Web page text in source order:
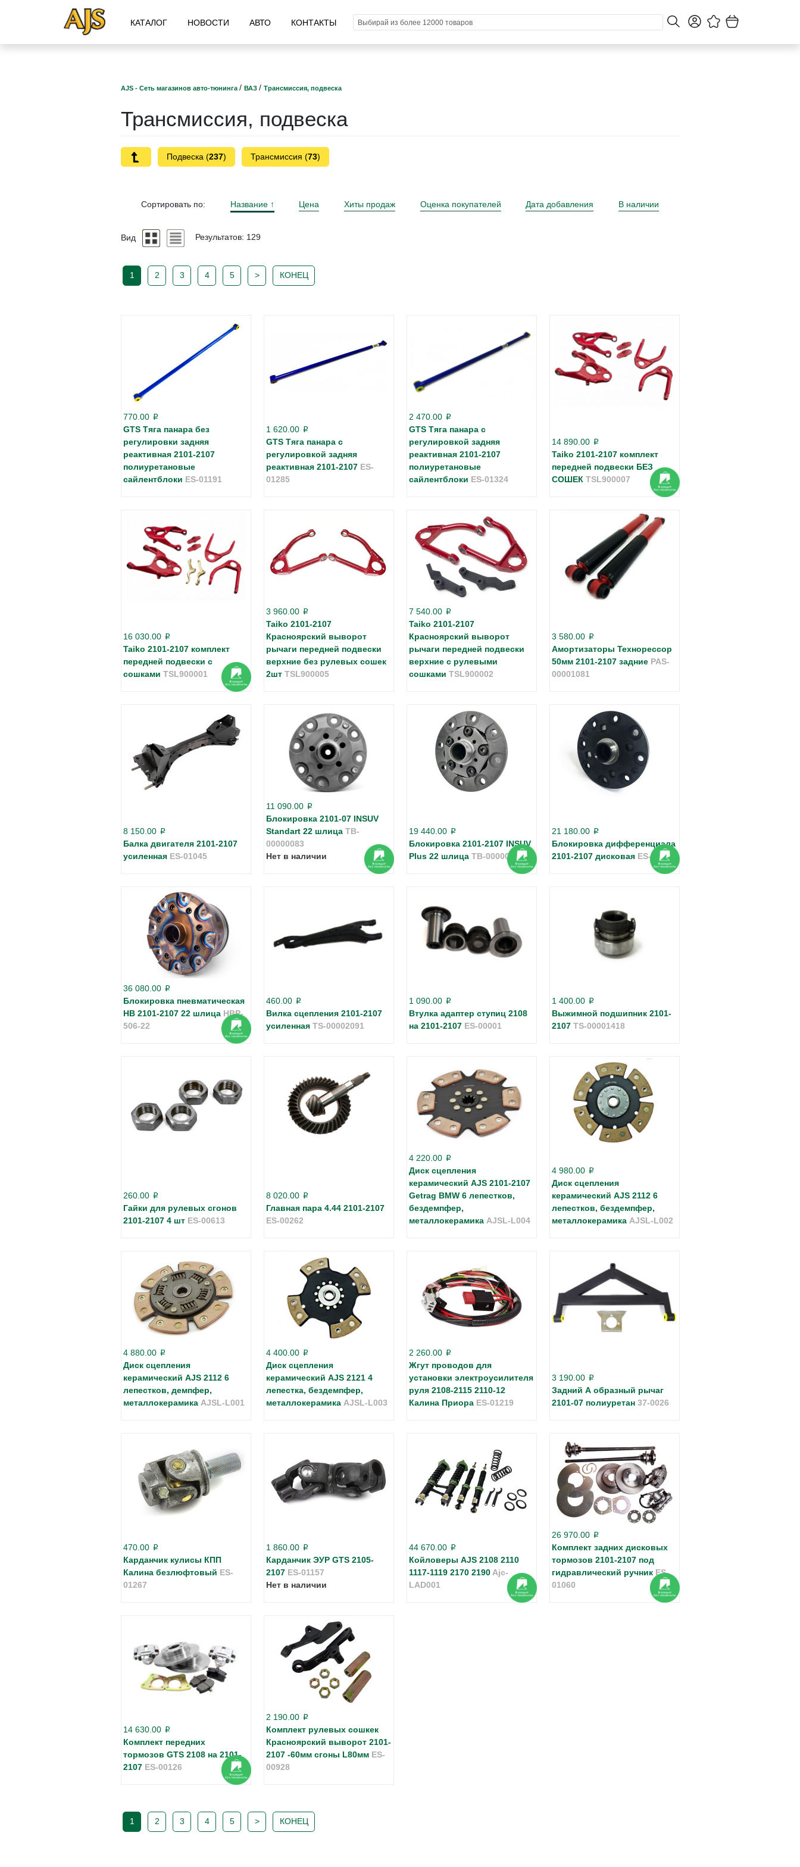
КАТАЛОГ НОВОСТИ АВТО КОНТАКТЫ
AJS - Сеть магазинов авто-тюнинга / ВАЗ / Трансмиссия, подвеска
Трансмиссия, подвеска
Подвеска (237) Трансмиссия (73)
Сортировать по: Название Цена Хиты продаж Оценка покупателей Дата добавления В наличии
Вид Результатов: 129
1 2 3 4 5 > КОНЕЦ
770.00 p
GTS Тяга панара без
регулировки задняя
реактивная 2101-2107
полиуретановые
сайлентблоки ES-01191
1 620.00 p
GTS Тяга панара с
регулировкой задняя
реактивная 2101-2107 ES-
01285
2 470.00 p
GTS Тяга панара с
регулировкой задняя
реактивная 2101-2107
полиуретановые
сайлентблоки ES-01324
14 890.00 p
Taiko 2101-2107 комплект
передней подвески БЕЗ
СОШЕК TSL900007
16 030.00 p
Taiko 2101-2107 комплект
передней подвески с
сошками TSL900001
3 960.00 p
Taiko 2101-2107
Красноярский выворот
рычаги передней подвески
верхние без рулевых сошек
2шт TSL900005
7 540.00 p
Taiko 2101-2107
Красноярский выворот
рычаги передней подвески
верхние с рулевыми
сошками TSL900002
3 580.00 p
Амортизаторы Технорессор
50мм 2101-2107 задние PAS-
00001081
8 150.00 p
Балка двигателя 2101-2107
усиленная ES-01045
11 090.00 p
Блокировка 2101-07 INSUV
Standart 22 шлица TB-
00000083
Нет в наличии
19 440.00 p
Блокировка 2101-2107 INSUV
Plus 22 шлица TB-00000085
21 180.00 p
Блокировка дифференциала
2101-2107 дисковая ES-01274
36 080.00 p
Блокировка пневматическая
HB 2101-2107 22 шлица HBP-
506-22
460.00 p
Вилка сцепления 2101-2107
усиленная TS-00002091
1 090.00 p
Втулка адаптер ступиц 2108
на 2101-2107 ES-00001
1 400.00 p
Выжимной подшипник 2101-
2107 TS-00001418
260.00 p
Гайки для рулевых сгонов
2101-2107 4 шт ES-00613
8 020.00 p
Главная пара 4.44 2101-2107
ES-00262
4 220.00 p
Диск сцепления
керамический AJS 2101-2107
Getrag BMW 6 лепестков,
бездемпфер,
металлокерамика AJSL-L004
4 980.00 p
Диск сцепления
керамический AJS 2112 6
лепестков, бездемпфер,
металлокерамика AJSL-L002
4 880.00 p
Диск сцепления
керамический AJS 2112 6
лепестков, демпфер,
металлокерамика AJSL-L001
4 400.00 p
Диск сцепления
керамический AJS 2121 4
лепестка, бездемпфер,
металлокерамика AJSL-L003
2 260.00 p
Жгут проводов для
установки электроусилителя
руля 2108-2115 2110-12
Калина Приора ES-01219
3 190.00 p
Задний А образный рычаг
2101-07 полиуретан 37-0026
470.00 p
Карданчик кулисы КПП
Калина безлюфтовый ES-
01267
1 860.00 p
Карданчик ЭУР GTS 2105-
2107 ES-01157
Нет в наличии
44 670.00 p
Койловеры AJS 2108 2110
1117-1119 2170 2190 Ajc-
LAD001
26 970.00 p
Комплект задних дисковых
тормозов 2101-2107 под
гидравлический ручник ES-
01060
14 630.00 p
Комплект передних
тормозов GTS 2108 на 2101-
2107 ES-00126
2 190.00 p
Комплект рулевых сошкек
Красноярский выворот 2101-
2107 -60мм сгоны L80мм ES-
00928
1 2 3 4 5 > КОНЕЦ